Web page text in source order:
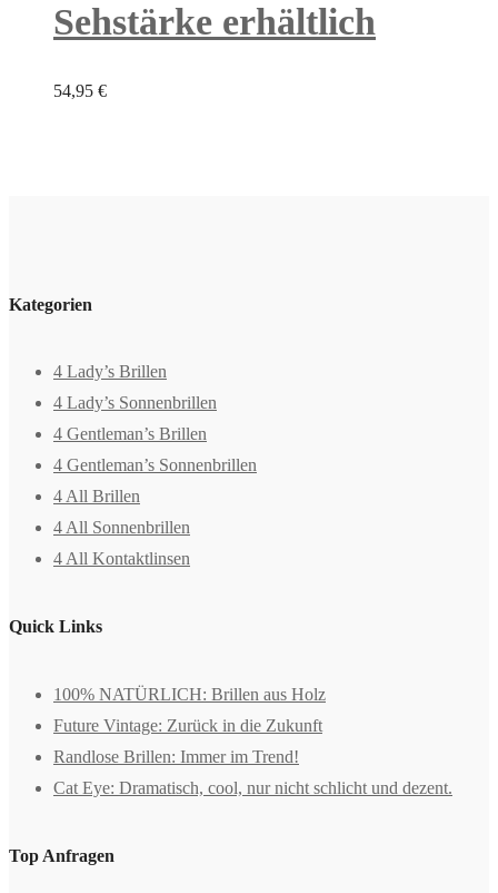
Sehstärke erhältlich
54,95 €
Kategorien
4 Lady’s Brillen
4 Lady’s Sonnenbrillen
4 Gentleman’s Brillen
4 Gentleman’s Sonnenbrillen
4 All Brillen
4 All Sonnenbrillen
4 All Kontaktlinsen
Quick Links
100% NATÜRLICH: Brillen aus Holz
Future Vintage: Zurück in die Zukunft
Randlose Brillen: Immer im Trend!
Cat Eye: Dramatisch, cool, nur nicht schlicht und dezent.
Top Anfragen